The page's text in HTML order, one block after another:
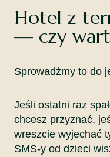
Hotel z
— czy
Sprowadźmy to do
Jeśli ostatni raz
chcesz przyznać,
wreszcie wyjechać
SMS-y od dzieci